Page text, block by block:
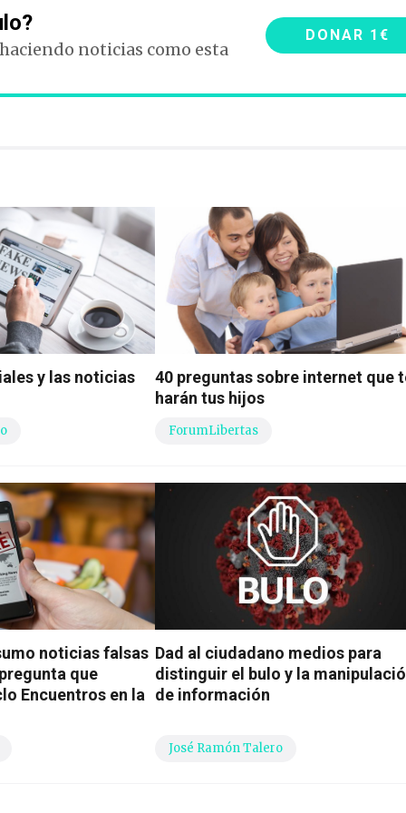
noticias como esta
DONAR 1€
y las noticias
40 preguntas sobre internet que
harán tus hijos
ForumLibertas
noticias falsas
que
Encuentros en la
Dad al ciudadano medios para
distinguir el bulo y la
de información
José Ramón Talero